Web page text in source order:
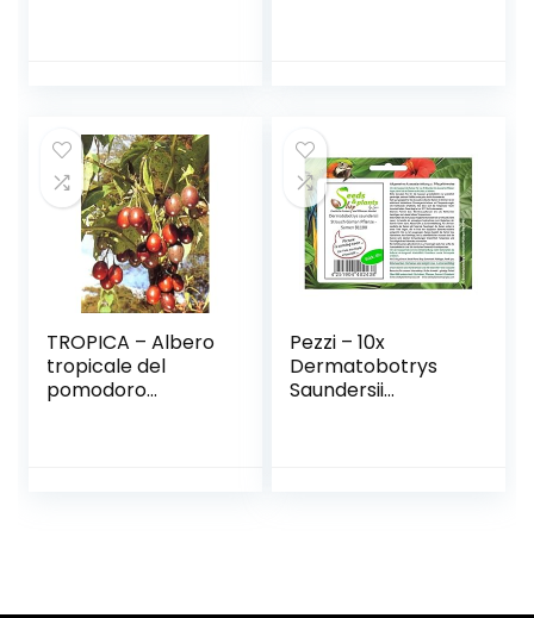
TROPICA – Albero
tropicale del
pomodoro
Pezzi – 10x
Dermatobotrys
Saundersii